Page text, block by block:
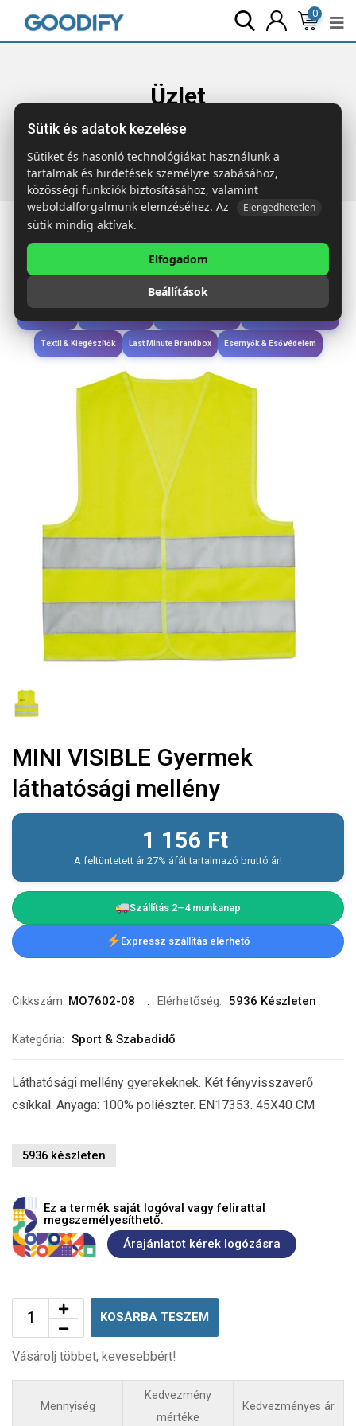
0
Üzlet
Főoldal Termékek Sport & Szabadidő
Gyermek láthatósági mellény
Étkezés & Ivás
Wellness & Ápolás
Textil & Kiegészítők Last Minute Brandbox Esernyők & Esővédelem
MINI VISIBLE Gyermek
láthatósági mellény
1 156 Ft
A feltüntetett ár 27% áfát tartalmazó bruttó ár!
Szállítás 2–4 munkanap
Expressz szállítás elérhető
Cikkszám: MO7602-08 Elérhetőség: 5936 Készleten
Kategória: Sport & Szabadidő
Láthatósági mellény gyerekeknek. Két fényvisszaverő
csíkkal. Anyaga: 100% poliészter. EN17353. 45X40 CM
5936 készleten
Ez a termék saját logóval vagy felirattal
megszemélyesíthető.
Árajánlatot kérek logózásra
KOSÁRBA TESZEM
Vásárolj többet, kevesebbért!
Mennyiség
Kedvezmény
mértéke
Kedvezményes ár
Sütik és adatok kezelése
Sütiket és hasonló technológiákat használunk a
tartalmak és hirdetések személyre szabásához,
közösségi funkciók biztosításához, valamint
weboldalforgalmunk elemzéséhez. Az
Elengedhetetlen
sütik mindig aktívak.
Elfogadom
Beállítások